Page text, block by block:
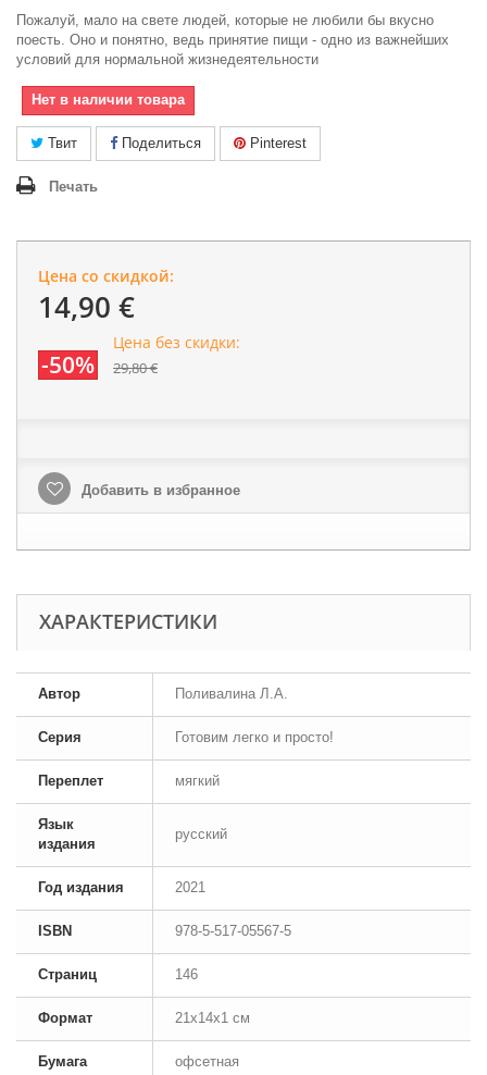
Пожалуй, мало на свете людей, которые не любили бы вкусно
поесть. Оно и понятно, ведь принятие пищи - одно из важнейших
условий для нормальной жизнедеятельности
Нет в наличии товара
Твит Поделиться Pinterest
Печать
Цена со скидкой:
14,90 €
-50%
Цена без скидки:
29,80 €
Добавить в избранное
ХАРАКТЕРИСТИКИ
Автор Поливалина Л.А.
Серия Готовим легко и просто!
Переплет мягкий
Язык
издания
русский
Год издания 2021
ISBN 978-5-517-05567-5
Страниц 146
Формат 21x14x1 см
Бумага офсетная